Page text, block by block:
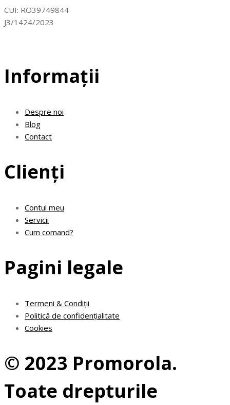
CUI: RO39749844
J3/1424/2023
Informații
Despre noi
Blog
Contact
Clienți
Contul meu
Servicii
Cum comand?
Pagini legale
Termeni & Condiții
Politică de confidențialitate
Cookies
© 2023 Promorola.
Toate drepturile